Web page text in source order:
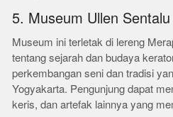
5. Museum Ullen
Museum ini terletak di lereng
tentang sejarah dan budaya
perkembangan seni dan tradisi
Yogyakarta. Pengunjung dapat
keris, dan artefak lainnya yang